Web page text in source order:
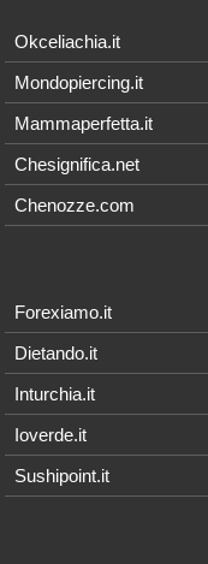
Okceliachia.it
Mondopiercing.it
Mammaperfetta.it
Chesignifica.net
Chenozze.com
Forexiamo.it
Dietando.it
Inturchia.it
Ioverde.it
Sushipoint.it